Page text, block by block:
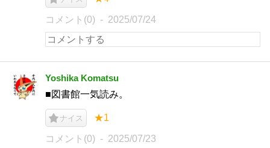
コメント(0) 2025/07/24
Yoshika Komatsu
■図書館一気読み。
ナイス ★1
コメント(0) 2025/07/23